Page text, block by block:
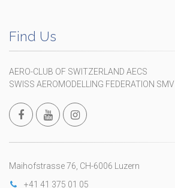
Find Us
AERO-CLUB OF SWITZERLAND AECS
SWISS AEROMODELLING FEDERATION SMV
Maihofstrasse 76, CH-6006 Luzern
+41 41 375 01 05